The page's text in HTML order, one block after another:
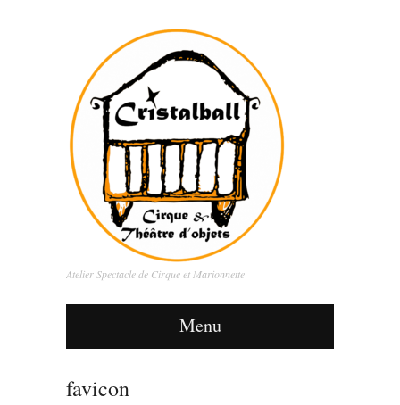
Atelier Spectacle de Cirque et Marionnette
Menu
favicon